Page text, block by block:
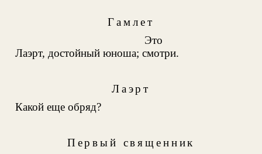
Гамлет
Это
Лаэрт, достойный юноша; смотри.
Лаэрт
Какой еще обряд?
Первый священник